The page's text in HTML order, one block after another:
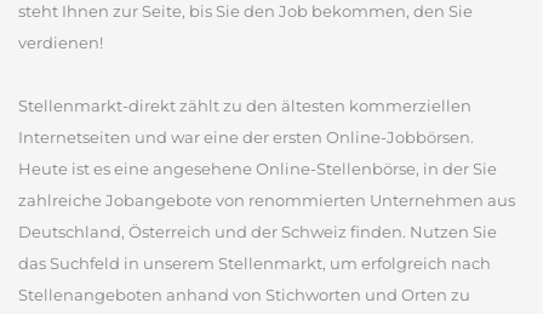
steht Ihnen zur Seite, bis Sie den Job bekommen, den Sie
verdienen!
Stellenmarkt-direkt zählt zu den ältesten kommerziellen
Internetseiten und war eine der ersten Online-Jobbörsen.
Heute ist es eine angesehene Online-Stellenbörse, in der Sie
zahlreiche Jobangebote von renommierten Unternehmen aus
Deutschland, Österreich und der Schweiz finden. Nutzen Sie
das Suchfeld in unserem Stellenmarkt, um erfolgreich nach
Stellenangeboten anhand von Stichworten und Orten zu